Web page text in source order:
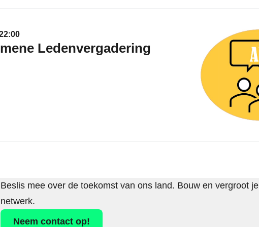
Ledenvergadering
25-11-2026 19:30 and ends on 25-11-2026 22:00
het Algemene Ledenvergadering evenement
Beslis mee over de toekomst van ons land. Bouw en vergroot je
netwerk.
Neem contact op!